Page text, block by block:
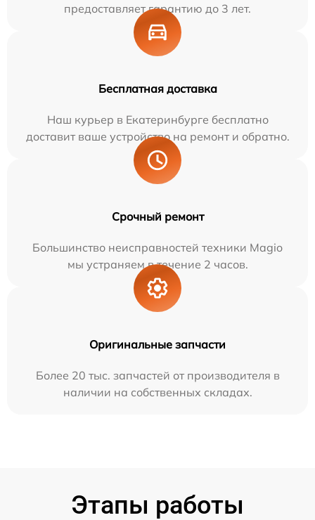
предоставляет гарантию до 3 лет.
Бесплатная доставка
Наш курьер в Екатеринбурге бесплатно
доставит ваше устройство на ремонт и обратно.
Срочный ремонт
Большинство неисправностей техники Magio
мы устраняем в течение 2 часов.
Оригинальные запчасти
Более 20 тыс. запчастей от производителя в
наличии на собственных складах.
Этапы работы